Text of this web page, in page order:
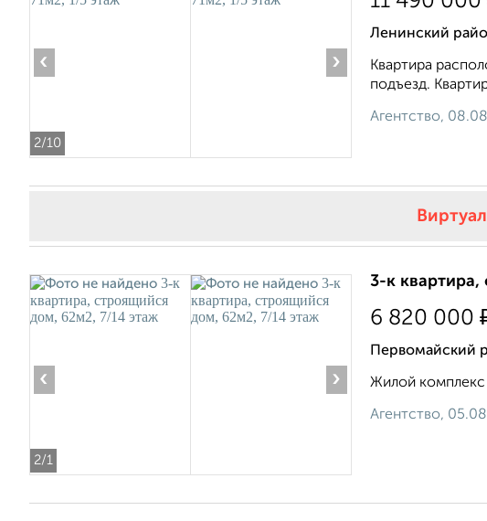
2/10
‹ ›
Ленинский
Квартира
подъезд.
Агентство,
2/1
‹ ›
3-к
6 820 000
Первомайский
Жилой комплекс
Агентство,